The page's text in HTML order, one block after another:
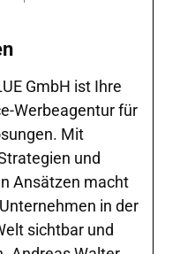
GmbH ist Ihre
Werbeagentur für
Mit
und
Ansätzen macht
in der
sichtbar und